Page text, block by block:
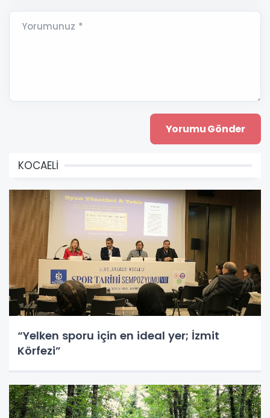
Yorumunuz *
KOCAELİ
“Yelken sporu için en ideal yer; İzmit
Körfezi”